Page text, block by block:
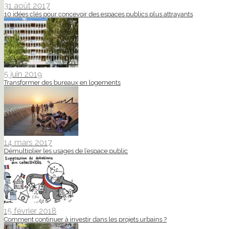
31 août 2017
10 idées clés pour concevoir des espaces publics plus attrayants
5 juin 2019
Transformer des bureaux en logements
14 mars 2017
Démultiplier les usages de l’espace public
15 février 2018
Comment continuer à investir dans les projets urbains ?